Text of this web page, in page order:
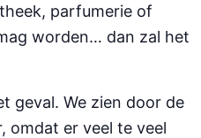
parfumerie of
worden… dan zal het
geval. We zien door de
omdat er veel te veel